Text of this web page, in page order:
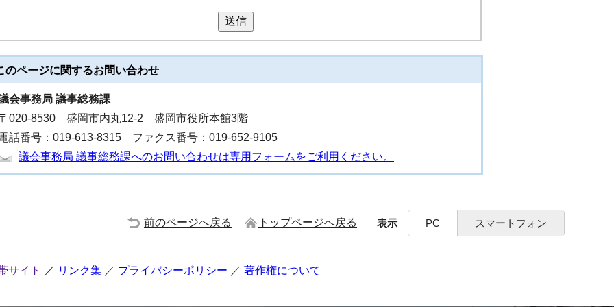
送信
のページに関するお問い合わせ
会事務局 議事総務課
020-8530 盛岡市内丸12-2 盛岡市役所本館3階
話番号：019-613-8315 ファクス番号：019-652-9105
議会事務局 議事総務課へのお問い合わせは専用フォームをご利用ください。
前のページへ戻る トップページへ戻る 表示 PC スマートフォン
サイト リンク集 プライバシーポリシー 著作権について